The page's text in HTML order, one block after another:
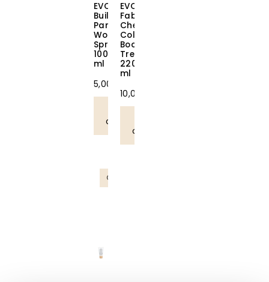
EVO
Builders
Paradise
Working
Spray
100
ml
5,00
Lisää
ostoskoriin
EVO
Fabuloso
Chestnut
Colour
Boosting
Treatment
220
ml
10,00
ostoskoriin
OUTLET